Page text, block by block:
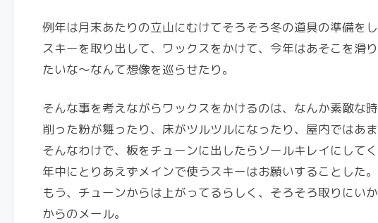
例年は月末あたりの立山にむけてそろそろ冬の道具の準備を
スキーを取り出して、ワックスをかけて、今年はあそこを滑
たいな～なんて想像を巡らせたり。
そんな事を考えながらワックスをかけるのは、なんか素敵な
削った粉が舞ったり、床がツルツルになったり、屋内ではあま
そんなわけで、板をチューンに出したらソールキレイにして
年中にとりあえずメインで使うスキーはお願いすることした。
もう、チューンからは上がってるらしく、そろそろ取りにい
からのメール。